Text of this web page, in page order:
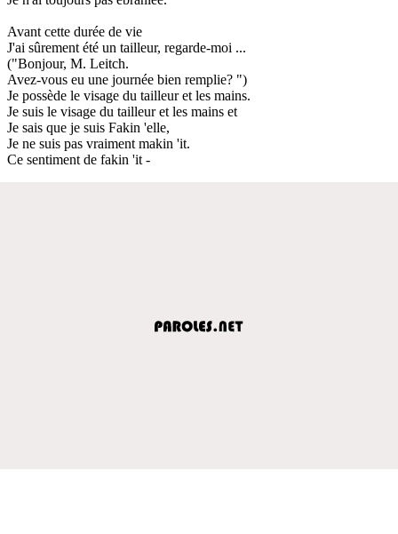
Avant cette durée de vie
J'ai sûrement été un tailleur, regarde-moi ...
("Bonjour, M. Leitch.
Avez-vous eu une journée bien remplie? ")
Je possède le visage du tailleur et les mains.
Je suis le visage du tailleur et les mains et
Je sais que je suis Fakin 'elle,
Je ne suis pas vraiment makin 'it.
Ce sentiment de fakin 'it -